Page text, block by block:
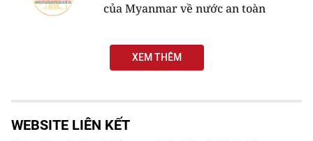
của Myanmar về nước an toàn
XEM THÊM
WEBSITE LIÊN KẾT